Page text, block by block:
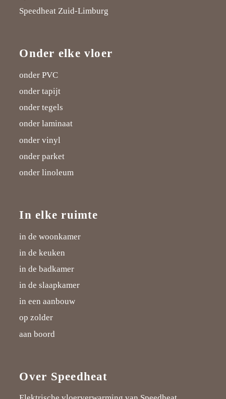
Speedheat Zuid-Limburg
Onder elke vloer
onder PVC
onder tapijt
onder tegels
onder laminaat
onder vinyl
onder parket
onder linoleum
In elke ruimte
in de woonkamer
in de keuken
in de badkamer
in de slaapkamer
in een aanbouw
op zolder
aan boord
Over Speedheat